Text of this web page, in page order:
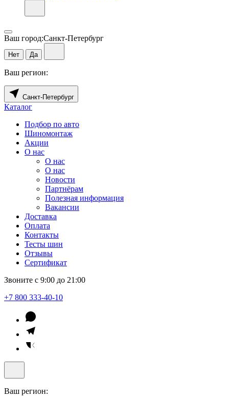
Ваш город:Санкт-Петербург
Нет Да
Ваш регион:
Санкт-Петербург
Каталог
Подбор по авто
Шиномонтаж
Акции
О нас
О нас
О нас
Новости
Партнёрам
Полезная информация
Вакансии
Доставка
Оплата
Контакты
Тесты шин
Отзывы
Сертификат
Звоните с 9:00 до 21:00
+7 800 333-40-10
Ваш регион: